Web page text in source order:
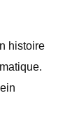
histoire